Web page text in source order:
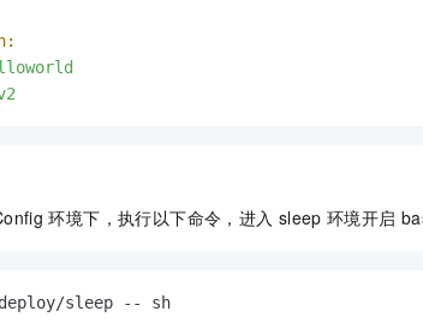
环境下，执行以下命令，进入 sleep 环境开启
sleep -- sh